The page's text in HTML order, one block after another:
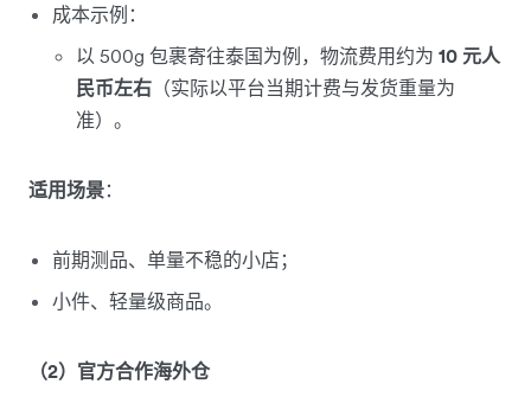
成本示例：
以 500g 包裹寄往泰国为例，物流费用约为 10 元人
民币左右 （实际以平台当期计费与发货重量为
准）。
适用场景：
前期测品、单量不稳的小店；
小件、轻量级商品。
（2）官方合作海外仓